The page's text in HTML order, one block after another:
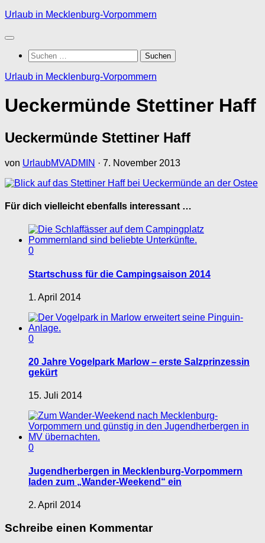
Zum
springen
Urlaub in Mecklenburg-Vorpommern
Suchen
nach:
Urlaub in Mecklenburg-Vorpommern
Ueckermünde Stettiner Haff
Ueckermünde Stettiner Haff
von UrlaubMVADMIN · 7. November 2013
Für dich vielleicht ebenfalls interessant …
0
Startschuss für die Campingsaison 2014
1. April 2014
0
20 Jahre Vogelpark Marlow – erste Salzprinzessin
gekürt
15. Juli 2014
0
Jugendherbergen in Mecklenburg-Vorpommern
laden zum „Wander-Weekend“ ein
2. April 2014
Schreibe einen Kommentar